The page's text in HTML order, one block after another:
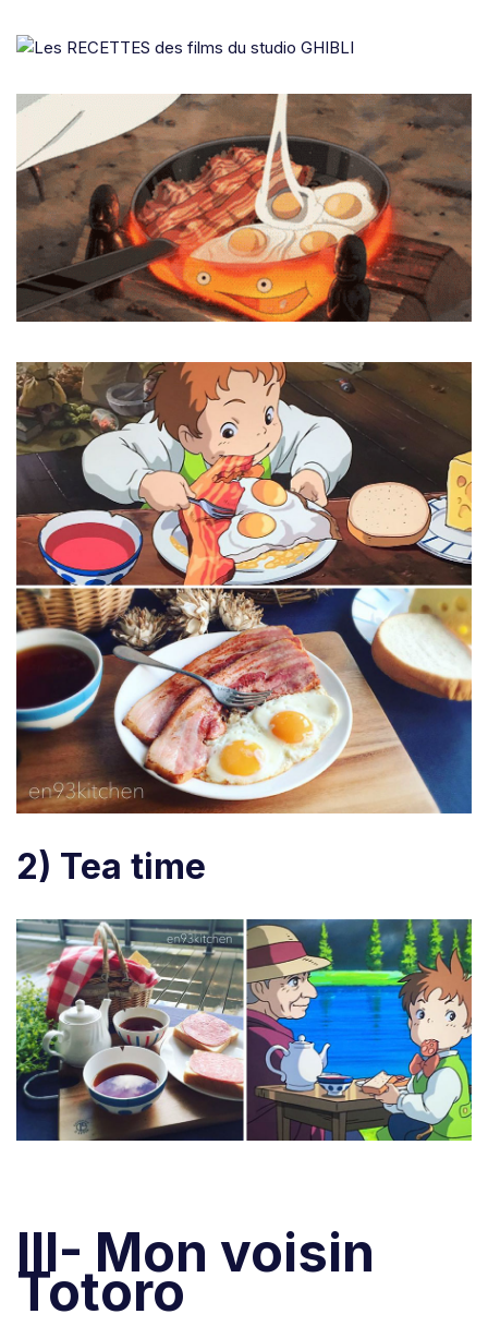
2) Tea time
III- Mon voisin
Totoro